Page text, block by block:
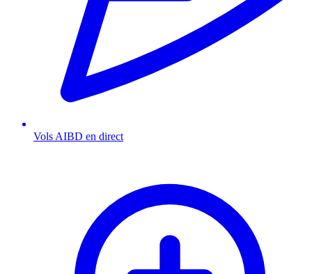
Vols AIBD en direct